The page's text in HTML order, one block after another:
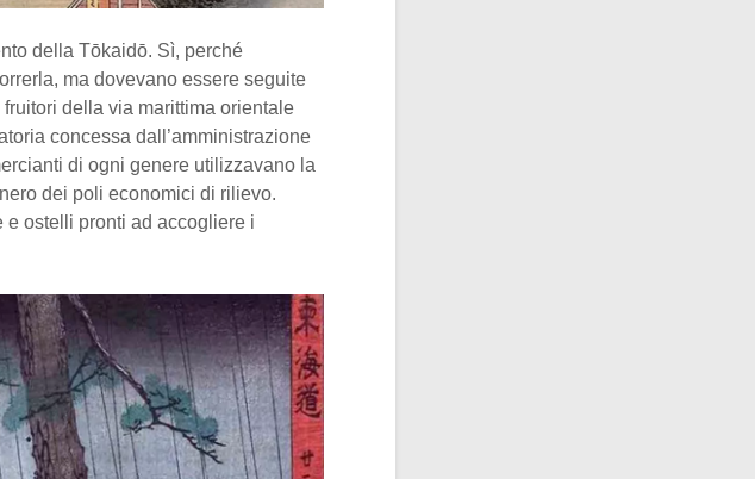
della Tōkaidō. Sì, perché
ma dovevano essere seguite
della via marittima orientale
concessa dall’amministrazione
di ogni genere utilizzavano la
dei poli economici di rilievo.
ostelli pronti ad accogliere i